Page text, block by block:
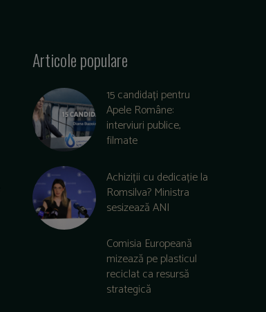
Articole populare
15 candidați pentru
Apele Române:
interviuri publice,
filmate
Achiziții cu dedicație la
Romsilva? Ministra
sesizează ANI
Comisia Europeană
mizează pe plasticul
reciclat ca resursă
strategică